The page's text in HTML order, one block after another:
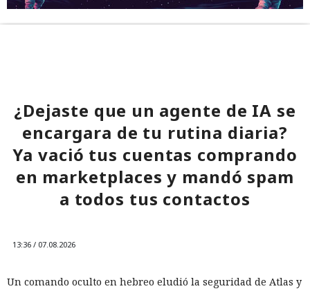
¿Dejaste que un agente de IA se
encargara de tu rutina diaria?
Ya vació tus cuentas comprando
en marketplaces y mandó spam
a todos tus contactos
13:36 / 07.08.2026
Un comando oculto en hebreo eludió la seguridad de Atlas y